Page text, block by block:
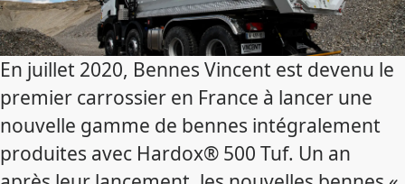
En juillet 2020, Bennes Vincent est devenu le
premier carrossier en France à lancer une
nouvelle gamme de bennes intégralement
produites avec Hardox® 500 Tuf. Un an